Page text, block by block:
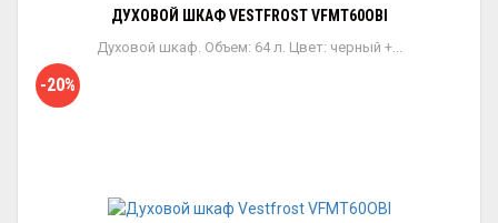
ДУХОВОЙ ШКАФ VESTFROST VFMT60OBI
Духовой шкаф. Объем: 64 л. Цвет: черный +...
-20%